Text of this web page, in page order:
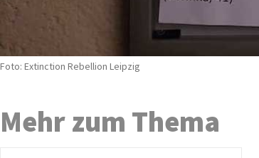
Foto: Extinction Rebellion Leipzig
Mehr zum Thema